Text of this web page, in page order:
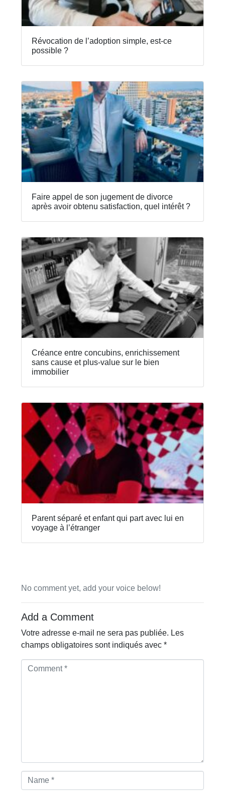
Révocation de l’adoption simple, est-ce
possible ?
Faire appel de son jugement de divorce
après avoir obtenu satisfaction, quel intérêt ?
Créance entre concubins, enrichissement
sans cause et plus-value sur le bien
immobilier
Parent séparé et enfant qui part avec lui en
voyage à l’étranger
No comment yet, add your voice below!
Add a Comment
Votre adresse e-mail ne sera pas publiée. Les
champs obligatoires sont indiqués avec*
a